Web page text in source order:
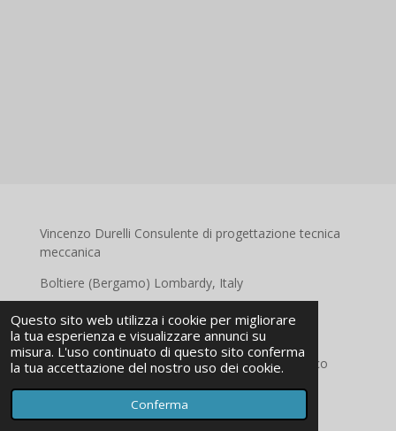
Questo sito web utilizza i cookie per migliorare
la tua esperienza e visualizzare annunci su
misura. L'uso continuato di questo sito conferma
la tua accettazione del nostro uso dei cookie.
Conferma
Vincenzo Durelli Consulente di progettazione tecnica
meccanica
Boltiere (Bergamo) Lombardy, Italy
e-mail: durelli.vincenzo@gmail.com
tel: 0039 333 5903726
© 2023 - 2024 Durelli Vincenzo consulente tecnico